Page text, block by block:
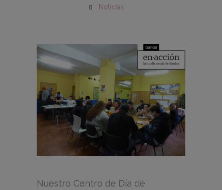
Noticias
Nuestro Centro de Día de